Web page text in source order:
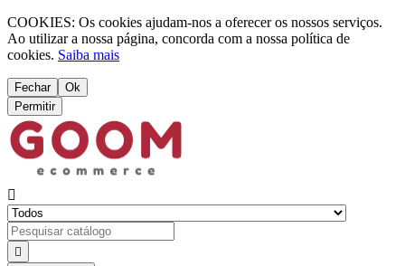
COOKIES: Os cookies ajudam-nos a oferecer os nossos serviços.
Ao utilizar a nossa página, concorda com a nossa política de
cookies. Saiba mais
Fechar
Ok
Permitir

